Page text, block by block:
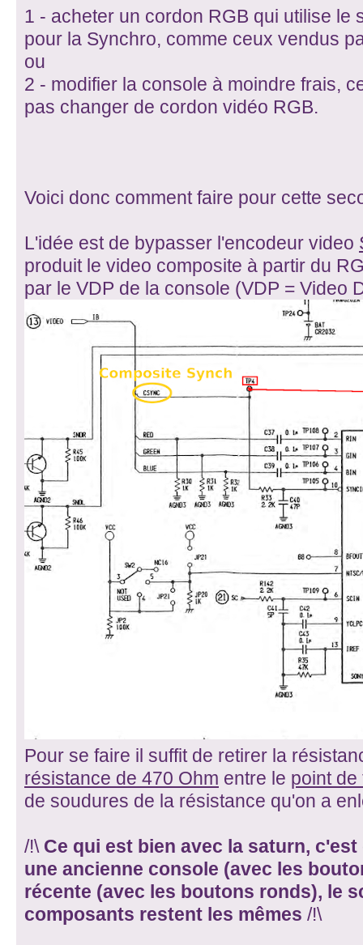
1 - acheter un cordon RGB qui utilise le
pour la Synchro, comme ceux vendus
ou
2 - modifier la console à moindre frais,
pas changer de cordon vidéo RGB.
Voici donc comment faire pour cette
L'idée est de bypasser l'encodeur video
produit le video composite à partir du
par le VDP de la console (VDP = Video
Pour se faire il suffit de retirer la
résistance de 470 Ohm entre le point de
de soudures de la résistance qu'on a
/!\ Ce qui est bien avec la saturn,
une ancienne console (avec les
récente (avec les boutons ronds), le
composants restent les mêmes /!\